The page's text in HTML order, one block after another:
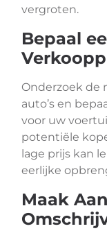
vergroten.
Bepaal
Onderzoek de
auto’s en
voor uw
potentiële
lage prijs kan
eerlijke
Maak